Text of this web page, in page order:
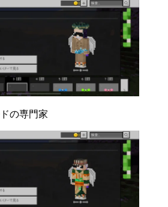
の専門家